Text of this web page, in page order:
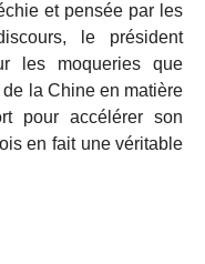
et pensée par les
le président
les moqueries que
la Chine en matière
pour accélérer son
en fait une véritable